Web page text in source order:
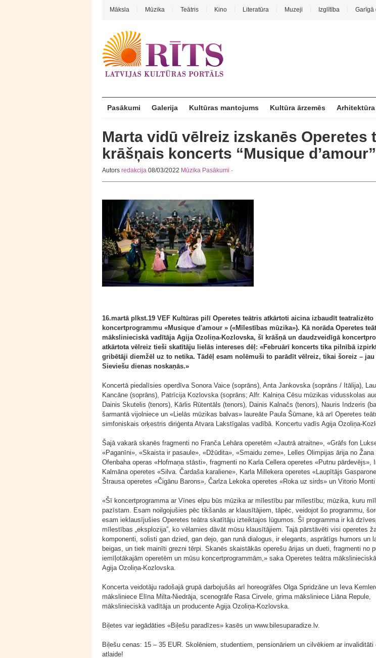
Māksla Mūzika Teātris Kino Literatūra Muzeji Izglītība Garīgā
Pasākumi Galerija Kultūras mantojums Kultūra ārzemēs Arhitektūra
Marta vidū vēlreiz izskanēs Operetes
krāšņais koncerts “Musique d’amour”
Autors redakcija 08/03/2022 Mūzika Pasākumi ·
16.martā plkst.19 VEF Kultūras pilī Operetes teātris atkārtoti aicina izbaudīt teatralizēto
koncertprogrammu «Musique d'amour » («Mīlestības mūzika»). Kā norāda Operetes
mākslinieciskā vadītāja Agija Ozoliņa-Kozlovska, šī krāšņā un daudzveidīgā
atkārtota vēlreiz tieši skatītāju lielās intereses dēļ: «Februārī koncerts tika pilnībā
gribētāji diemžēl uz to netika. Tādēļ esam nolēmuši to parādīt vēlreiz, tikai šoreiz – jau
Sieviešu dienas noskaņās.»
Koncertā piedalīsies operdīva Sonora Vaice (soprāns), Anta Jankovska (soprāns / Itālija),
Kancāne (soprāns), Patrīcija Kozlovska (soprāns; Alfr. Kalniņa Cēsu mūzikas vidusskolas
Dainis Skutelis (tenors), Kārlis Rūtentāls (tenors), Dainis Kalnačs (tenors), Nauris Indzeris
šarmantā vijolniece un «Lielās mūzikas balvas» laureāte Paula Šūmane, kā arī Operetes
simfoniskais orķestris diriģenta Atvara Lakstīgalas vadībā. Koncertu vadīs Agija Ozoliņa-
Šajā vakarā skanēs fragmenti no Franča Lehāra operetēm «Jautrā atraitne», «Grāfs fon
«Paganīni», «Skaista ir pasaule», «Džūdita», «Smaidu zeme», Lelles Olimpijas ārija no Žana
Ofenbaha operas «Hofmaņa stāsti», fragmenti no Karla Cellera operetes «Putnu pārdevējs»,
Kalmāna operetes «Silva. Čardaša karaliene», Karla Millekera operetes «Laupītājs
Štrausa operetes «Čigānu Barons», Čarlza Lekoka operetes «Roka uz sirds» un Vitorio
«Šī koncertprogramma ar Vīnes elpu būs mūzika ar mīlestību par mīlestību; mūzika, kuru
pazīstam. Esam noilgojušies pēc tikšanās ar klausītājiem, tāpēc, veidojot šo programmu,
esam ieklausījušies Operetes teātra skatītāju izteiktajos lūgumos. Šī programma ir kā
mīlestības „eksplozija”, ko vēlamies dāvāt mūsu klausītājiem. Tajā pārstāvēti visi operetes
komponenti, solisti gan dzied, gan dejo, gan runā dialogus, ir elegants, asprātīgs humors un
beigas, un tiek mainīti grezni tērpi. Skanēs skaistākās operešu ārijas un dueti, fragmenti no
iemīļotākajām operetēm un mūsu koncertprogrammām,» saka Operetes teātra
Agija Ozoliņa-Kozlovska.
Koncerta veidotāju radošajā grupā darbojušās arī horeogrāfes Olga Spridzāne un Ieva
māksliniece Elīna Milta-Niedrāja, scenogrāfe Rasa Cirvele, grima māksliniece Liāna Repule,
mākslinieciskā vadītāja un producente Agija Ozoliņa-Kozlovska.
Biļetes var iegādāties «Biļešu paradīzes» kasēs un www.bilesuparadize.lv.
Biļešu cenas: 15 – 35 EUR. Skolēniem, studentiem, pensionāriem un cilvēkiem ar invaliditāti
atlaide!